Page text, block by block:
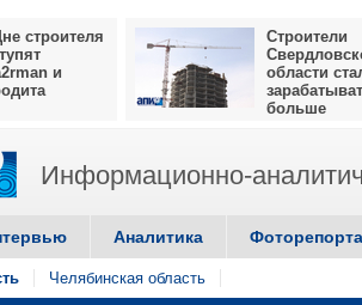
строителя
и
Строители
области
больше
Информационно-
Аналитика
Челябинская область